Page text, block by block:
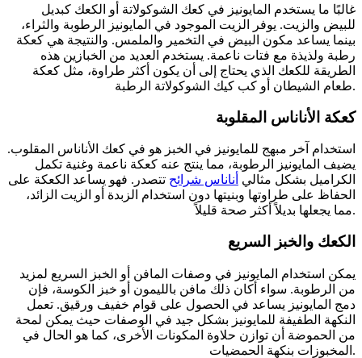
غالبًا ما يستخدم المايونيز في كعك الشوكولاتة أو الكعك كبديل
للبيض والزيت. يوفر الزيت الموجود في المايونيز الرطوبة والثراء،
بينما يساعد مكون البيض في التخمير والملمس. والنتيجة هي كعكة
رطبة ولذيذة مع فتات ناعمة. يستخدم العديد من الخبازين هذه
الطريقة للكعك الذي يحتاج إلى أن يكون أكثر طراوة، مثل كعكة
طعام الشيطان أو كب كيك الشوكولاتة الرطبة.
كعكة الأناناس المقلوبة
استخدام آخر مبهج للمايونيز في الخبز هو في كعك الأناناس المقلوب.
يضيف المايونيز الرطوبة، مما ينتج عنه كعكة ناعمة وغنية تكمل
الكراميل بشكل مثالي أناناس شرائح تتصدر. فهو يساعد الكعكة على
الحفاظ على طراوتها وبنيتها دون استخدام الزبدة أو الزيت الزائد،
مما يجعلها بديلاً أكثر صحة قليلاً.
الكعك والخبز السريع
يمكن استخدام المايونيز في وصفات المافن أو الخبز السريع لمزيد
من الرطوبة. سواء أكان ذلك مافن بالليمون أو خبز الكوسة، فإن
دمج المايونيز يساعد في الحصول على قوام خفيف ورقيق. تعمل
النكهة الطفيفة للمايونيز بشكل جيد في الوصفات حيث يمكن لمحة
من الحموضة أن توازن حلاوة المكونات الأخرى، كما هو الحال في
المخبوزات بنكهة الحمضيات.